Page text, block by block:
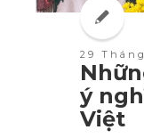
29
ý
Việt